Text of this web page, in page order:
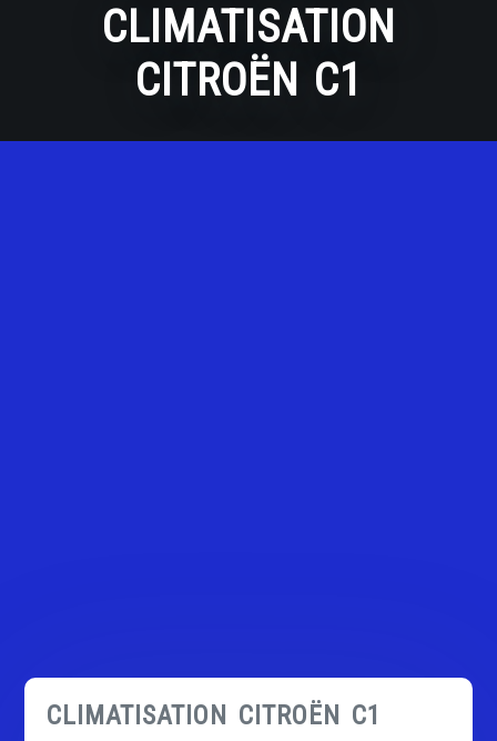
CLIMATISATION
CITROËN C1
CLIMATISATION CITROËN C1